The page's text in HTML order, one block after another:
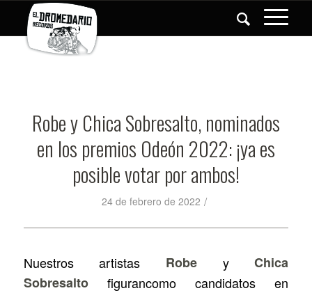
Robe y Chica Sobresalto, nominados
en los premios Odeón 2022: ¡ya es
posible votar por ambos!
24 de febrero de 2022 /
Nuestros artistas Robe yChica
Sobresalto figurancomo candidatos en